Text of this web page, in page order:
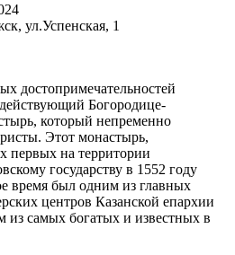
ул.Успенская, 1
достопримечательностей
Богородице-
который непременно
Этот монастырь,
первых на территории
государству в 1552 году
время был одним из главных
центров Казанской епархии
из самых богатых и известных в